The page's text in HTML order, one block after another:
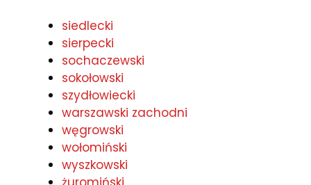
siedlecki
sierpecki
sochaczewski
sokołowski
szydłowiecki
warszawski zachodni
węgrowski
wołomiński
wyszkowski